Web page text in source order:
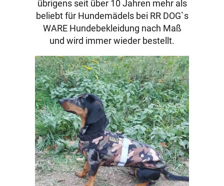
übrigens seit über 10 Jahren mehr als
beliebt für Hundemädels bei RR DOG`s
WARE Hundebekleidung nach Maß
und wird immer wieder bestellt.